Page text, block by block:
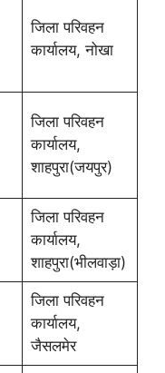
जिला परिवहन
कार्यालय, नोखा
जिला परिवहन
कार्यालय,
शाहपुरा(जयपुर)
जिला परिवहन
कार्यालय,
शाहपुरा(भीलवाड़ा)
जिला परिवहन
कार्यालय,
जैसलमेर